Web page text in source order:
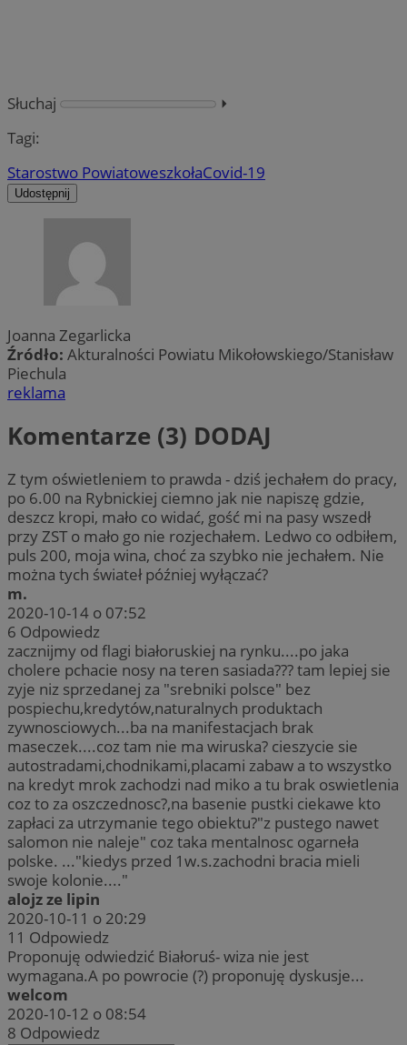
Słuchaj
⏵︎
Tagi:
Starostwo PowiatoweszkołaCovid-19
Udostępnij
Joanna Zegarlicka
Źródło: Akturalności Powiatu Mikołowskiego/Stanisław
Piechula
reklama
Komentarze (3) DODAJ
Z tym oświetleniem to prawda - dziś jechałem do pracy,
po 6.00 na Rybnickiej ciemno jak nie napiszę gdzie,
deszcz kropi, mało co widać, gość mi na pasy wszedł
przy ZST o mało go nie rozjechałem. Ledwo co odbiłem,
puls 200, moja wina, choć za szybko nie jechałem. Nie
można tych świateł później wyłączać?
m.
2020-10-14 o 07:52
6 Odpowiedz
zacznijmy od flagi białoruskiej na rynku....po jaka
cholere pchacie nosy na teren sasiada??? tam lepiej sie
zyje niz sprzedanej za "srebniki polsce" bez
pospiechu,kredytów,naturalnych produktach
zywnosciowych...ba na manifestacjach brak
maseczek....coz tam nie ma wiruska? cieszycie sie
autostradami,chodnikami,placami zabaw a to wszystko
na kredyt mrok zachodzi nad miko a tu brak oswietlenia
coz to za oszczednosc?,na basenie pustki ciekawe kto
zapłaci za utrzymanie tego obiektu?"z pustego nawet
salomon nie naleje" coz taka mentalnosc ogarneła
polske. ..."kiedys przed 1w.s.zachodni bracia mieli
swoje kolonie...."
alojz ze lipin
2020-10-11 o 20:29
11 Odpowiedz
Proponuję odwiedzić Białoruś- wiza nie jest
wymagana.A po powrocie (?) proponuję dyskusje...
welcom
2020-10-12 o 08:54
8 Odpowiedz